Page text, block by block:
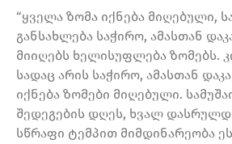
“ყველა ზომა იქნება მიღებული,
განსახლება საჭირო, ამასთან
მიიღებს ხელისუფლება ზომებს.
სადაც არის საჭირო, ამასთან
იქნება ზომები მიღებული.
შედეგების დღეს, ხვალ
სწრაფი ტემპით მიმდინარეობა